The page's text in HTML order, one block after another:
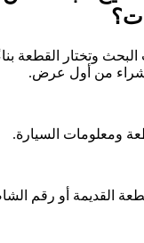
وتختار القطعة
من أول عرض.
ومعلومات السيارة.
القديمة أو رقم